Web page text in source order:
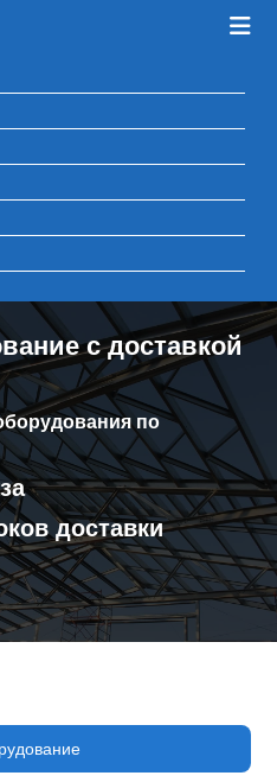
с доставкой
по
доставки